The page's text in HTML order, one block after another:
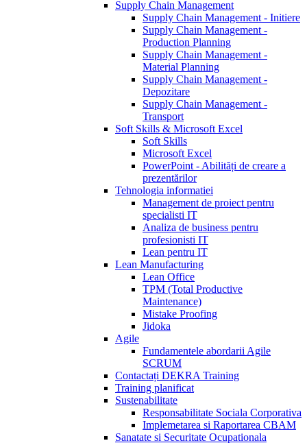
Supply Chain Management
Supply Chain Management - Initiere
Supply Chain Management -
Production Planning
Supply Chain Management -
Material Planning
Supply Chain Management -
Depozitare
Supply Chain Management -
Transport
Soft Skills & Microsoft Excel
Soft Skills
Microsoft Excel
PowerPoint - Abilități de creare a
prezentărilor
Tehnologia informatiei
Management de proiect pentru
specialisti IT
Analiza de business pentru
profesionisti IT
Lean pentru IT
Lean Manufacturing
Lean Office
TPM (Total Productive
Maintenance)
Mistake Proofing
Jidoka
Agile
Fundamentele abordarii Agile
SCRUM
Contactați DEKRA Training
Training planificat
Sustenabilitate
Responsabilitate Sociala Corporativa
Implemetarea si Raportarea CBAM
Sanatate si Securitate Ocupationala